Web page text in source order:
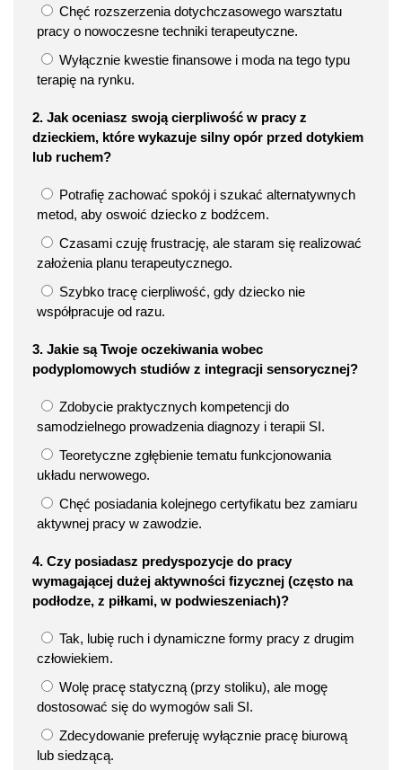
Chęć rozszerzenia dotychczasowego warsztatu
pracy o nowoczesne techniki terapeutyczne.
Wyłącznie kwestie finansowe i moda na tego typu
terapię na rynku.
2. Jak oceniasz swoją cierpliwość w pracy z
dzieckiem, które wykazuje silny opór przed dotykiem
lub ruchem?
Potrafię zachować spokój i szukać alternatywnych
metod, aby oswoić dziecko z bodźcem.
Czasami czuję frustrację, ale staram się realizować
założenia planu terapeutycznego.
Szybko tracę cierpliwość, gdy dziecko nie
współpracuje od razu.
3. Jakie są Twoje oczekiwania wobec
podyplomowych studiów z integracji sensorycznej?
Zdobycie praktycznych kompetencji do
samodzielnego prowadzenia diagnozy i terapii SI.
Teoretyczne zgłębienie tematu funkcjonowania
układu nerwowego.
Chęć posiadania kolejnego certyfikatu bez zamiaru
aktywnej pracy w zawodzie.
4. Czy posiadasz predyspozycje do pracy
wymagającej dużej aktywności fizycznej (często na
podłodze, z piłkami, w podwieszeniach)?
Tak, lubię ruch i dynamiczne formy pracy z drugim
człowiekiem.
Wolę pracę statyczną (przy stoliku), ale mogę
dostosować się do wymogów sali SI.
Zdecydowanie preferuję wyłącznie pracę biurową
lub siedzącą.